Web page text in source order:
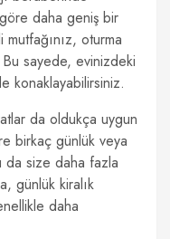
daha geniş bir
oturma
sayede, evinizdeki
konaklayabilirsiniz.
da oldukça uygun
birkaç günlük veya
da size daha fazla
günlük kiralık
daha